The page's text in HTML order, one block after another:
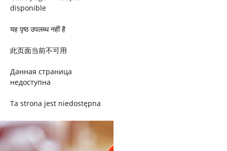
disponible
यह पृष्ठ उपलब्ध नहीं है
此页面当前不可用
Данная страница
недоступна
Ta strona jest niedostępna
Trang này không có
Esta página não está